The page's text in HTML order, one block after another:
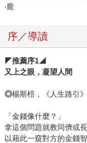
‧龐
序／導讀
◤推薦序1◢
又上之眼，凝望人間
◎楊斯棓，《人生路引
「金錢像什麼？」
拿這個問題就教同儕或
以藉此一窺對方的金錢智